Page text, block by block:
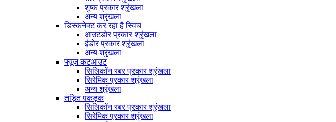
शुष्क प्रकार श्रृंखला
अन्य श्रृंखला
डिस्कनेक्ट कर रहा है स्विच
आउटडोर प्रकार श्रृंखला
इंडोर प्रकार श्रृंखला
अन्य श्रृंखला
फ्यूज कटआउट
सिलिकॉन रबर प्रकार श्रृंखला
सिरेमिक प्रकार श्रृंखला
अन्य श्रृंखला
तड़ित पकड़क
सिलिकॉन रबर प्रकार श्रृंखला
सिरेमिक प्रकार श्रृंखला